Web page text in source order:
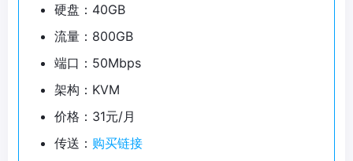
硬盘：40GB
流量：800GB
端口：50Mbps
架构：KVM
价格：31元/月
传送： 购买链接